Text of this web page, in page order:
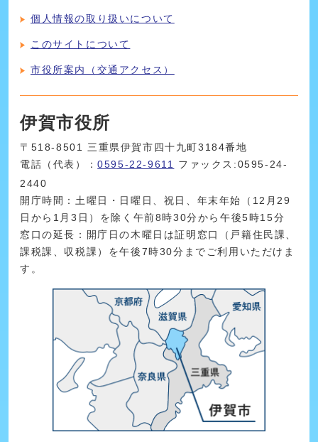
個人情報の取り扱いについて
このサイトについて
市役所案内（交通アクセス）
伊賀市役所
〒518-8501 三重県伊賀市四十九町3184番地
電話（代表）：0595-22-9611 ファックス:0595-24-
2440
開庁時間：土曜日・日曜日、祝日、年末年始（12月29
日から1月3日）を除く午前8時30分から午後5時15分
窓口の延長：開庁日の木曜日は証明窓口（戸籍住民課、
課税課、収税課）を午後7時30分までご利用いただけま
す。